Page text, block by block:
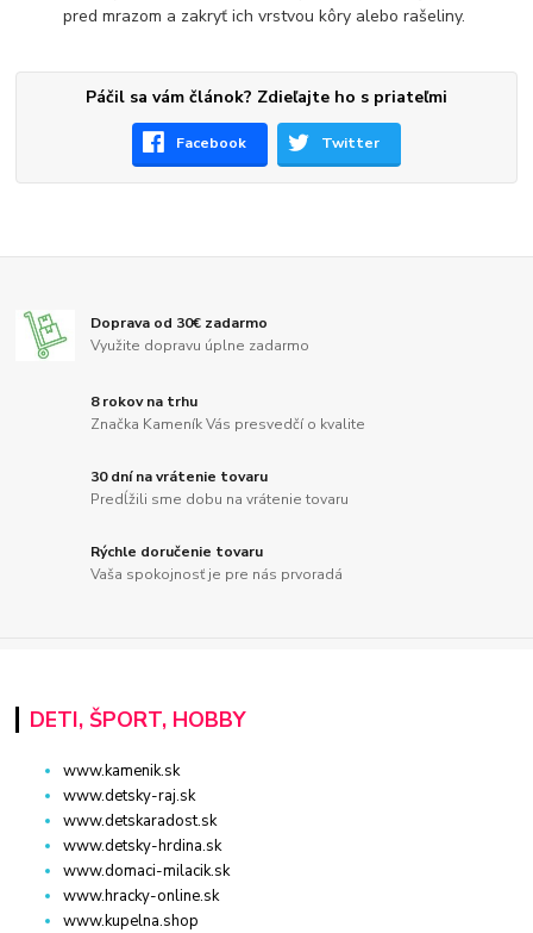
pred mrazom a zakryť ich vrstvou kôry alebo rašeliny.
Páčil sa vám článok? Zdieľajte ho s priateľmi
Facebook Twitter
Doprava od 30€ zadarmo
Využite dopravu úplne zadarmo
8 rokov na trhu
Značka Kameník Vás presvedčí o kvalite
30 dní na vrátenie tovaru
Predĺžili sme dobu na vrátenie tovaru
Rýchle doručenie tovaru
Vaša spokojnosť je pre nás prvoradá
DETI, ŠPORT, HOBBY
www.kamenik.sk
www.detsky-raj.sk
www.detskaradost.sk
www.detsky-hrdina.sk
www.domaci-milacik.sk
www.hracky-online.sk
www.kupelna.shop